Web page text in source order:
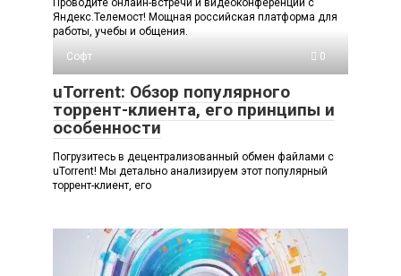
Яндекс.Телемост! Мощная российская платформа для
работы, учебы и общения.
Софт
0
uTorrent: Обзор популярного
торрент-клиента, его принципы и
особенности
Погрузитесь в децентрализованный обмен файлами с
uTorrent! Мы детально анализируем этот популярный
торрент-клиент, его